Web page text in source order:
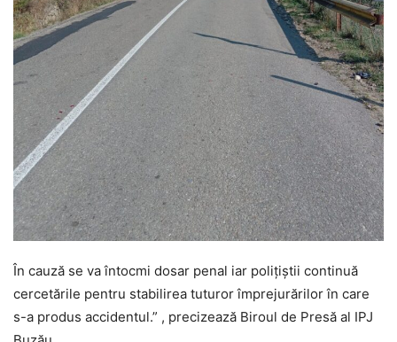
În cauză se va întocmi dosar penal iar polițiștii continuă
cercetările pentru stabilirea tuturor împrejurărilor în care
s-a produs accidentul.” , precizează Biroul de Presă al IPJ